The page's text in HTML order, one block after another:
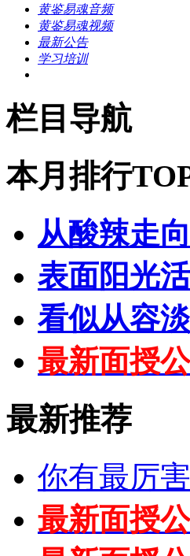
黄鉴易魂音频
黄鉴易魂视频
最新公告
学习培训
栏目导航
本月排行
从酸辣走
表面阳光
看似从容
最新面授
最新推荐
你有最厉
最新面授